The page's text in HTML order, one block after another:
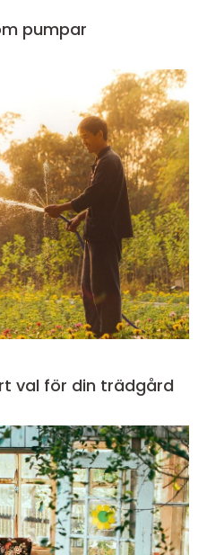
pumpar
val för din trädgård